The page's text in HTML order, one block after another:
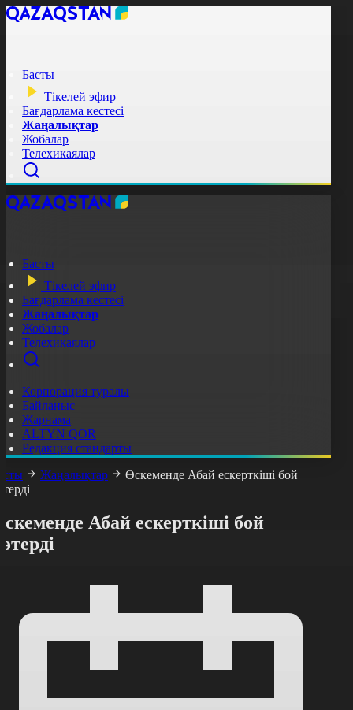
Басты
Тікелей эфир
Бағдарлама кестесі
Жаңалықтар
Жобалар
Телехикаялар
Басты
Тікелей эфир
Бағдарлама кестесі
Жаңалықтар
Жобалар
Телехикаялар
Корпорация туралы
Байланыс
Жарнама
ALTYN QOR
Редакция стандарты
Жаңалықтар
Өскеменде Абай ескерткіші бой
Абай ескерткіші бой